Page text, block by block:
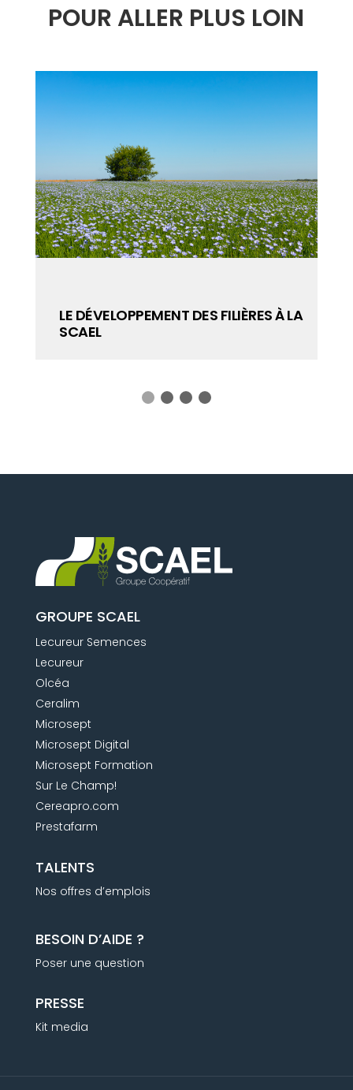
POUR ALLER PLUS LOIN
STRATÉGIQUE À PILOTER AVEC
PRÉCISION
GROUPE SCAEL
Lecureur Semences
Lecureur
Olcéa
Ceralim
Microsept
Microsept Digital
Microsept Formation
Sur Le Champ!
Cereapro.com
Prestafarm
TALENTS
Nos offres d’emplois
BESOIN D’AIDE ?
Poser une question
PRESSE
Kit media